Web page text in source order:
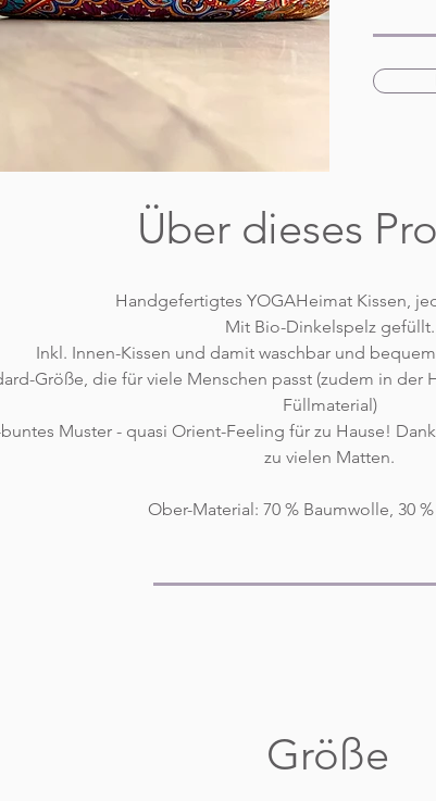
Über dieses
Handgefertigtes YOGAHeimat Kissen,
Mit Bio-Dinkelspelz gefüllt.
Inkl. Innen-Kissen und damit waschbar und
Größe, die für viele Menschen passt (zudem in der
Füllmaterial)
Muster - quasi Orient-Feeling für zu Hause!
zu vielen Matten.
Ober-Material: 70 % Baumwolle, 30
Größe